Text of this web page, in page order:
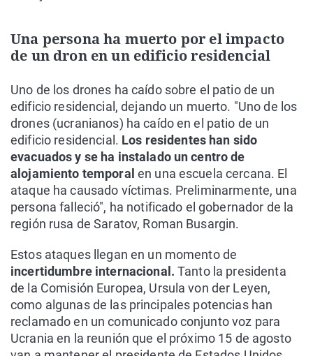
Una persona ha muerto por el impacto
de un dron en un edificio residencial
Uno de los drones ha caído sobre el patio de un
edificio residencial, dejando un muerto. "Uno de los
drones (ucranianos) ha caído en el patio de un
edificio residencial. Los residentes han sido
evacuados y se ha instalado un centro de
alojamiento temporal en una escuela cercana. El
ataque ha causado víctimas. Preliminarmente, una
persona falleció", ha notificado el gobernador de la
región rusa de Saratov, Roman Busargin.
Estos ataques llegan en un momento de
incertidumbre internacional. Tanto la presidenta
de la Comisión Europea, Ursula von der Leyen,
como algunas de las principales potencias han
reclamado en un comunicado conjunto voz para
Ucrania en la reunión que el próximo 15 de agosto